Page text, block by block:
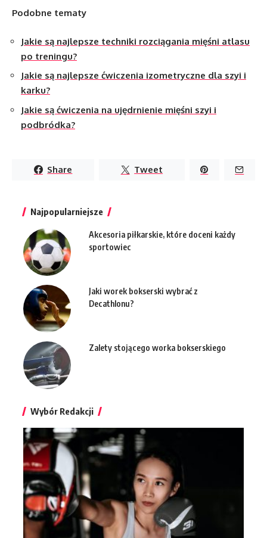
Podobne tematy
Jakie są najlepsze techniki rozciągania mięśni atlasu
po treningu?
Jakie są najlepsze ćwiczenia izometryczne dla szyi i
karku?
Jakie są ćwiczenia na ujędrnienie mięśni szyi i
podbródka?
Share Tweet
Najpopularniejsze
Akcesoria piłkarskie, które doceni każdy
sportowiec
Jaki worek bokserski wybrać z
Decathlonu?
Zalety stojącego worka bokserskiego
Wybór Redakcji